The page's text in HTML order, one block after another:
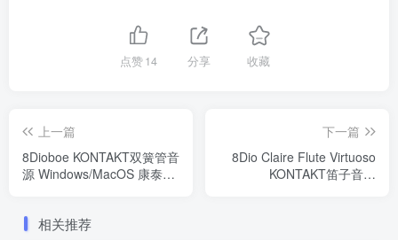
点赞14 分享 收藏
上一篇
8Dioboe KONTAKT双簧管音
源 Windows/MacOS 康泰克
下一篇
8Dio Claire Flute Virtuoso
KONTAKT笛子音源
相关推荐